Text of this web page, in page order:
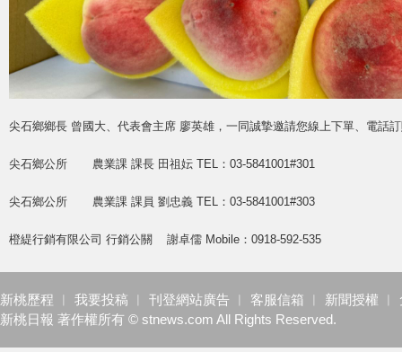
尖石鄉鄉長 曾國大、代表會主席 廖英雄，一同誠摯邀請您線上下單、電話
尖石鄉公所 農業課 課長 田祖妘 TEL：03-5841001#301
尖石鄉公所 農業課 課員 劉忠義 TEL：03-5841001#303
橙緹行銷有限公司 行銷公關 謝卓儒 Mobile：0918-592-535
新桃歷程 ︱ 我要投稿 ︱ 刊登網站廣告 ︱ 客服信箱 ︱ 新聞授權 ︱
新桃日報 著作權所有 © stnews.com All Rights Reserved.